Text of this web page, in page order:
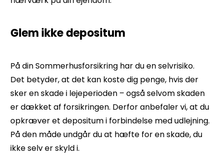
Glem ikke depositum
På din Sommerhusforsikring har du en selvrisiko.
Det betyder, at det kan koste dig penge, hvis der
sker en skade i lejeperioden – også selvom skaden
er dækket af forsikringen. Derfor anbefaler vi, at du
opkræver et depositum i forbindelse med udlejning.
På den måde undgår du at hæfte for en skade, du
ikke selv er skyld i.